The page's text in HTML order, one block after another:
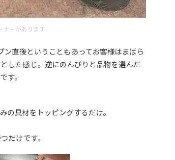
ナーがあります
直後ということもあってお客様はまばら
した感じ。逆にのんびりと品物を選んだ
す。
の具材をトッピングするだけ。
だけです。